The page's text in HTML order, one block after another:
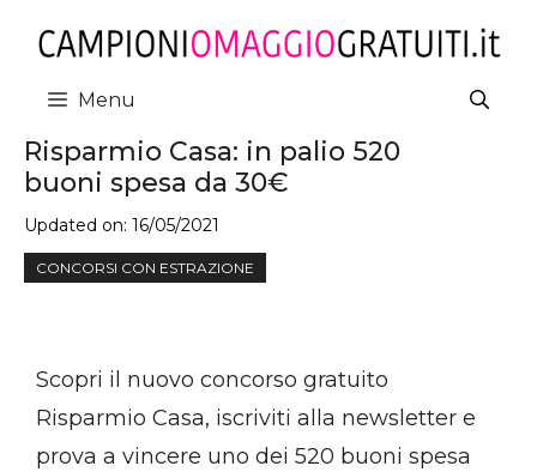
contenuto
Menu
Risparmio Casa: in palio 520
buoni spesa da 30€
Updated on: 16/05/2021
CONCORSI CON ESTRAZIONE
Scopri il nuovo concorso gratuito
Risparmio Casa, iscriviti alla newsletter e
prova a vincere uno dei 520 buoni spesa